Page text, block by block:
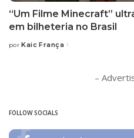
“Um Filme Minecraft”
em bilheteria no Brasil
Posted
por Kaic França
–
FOLLOW SOCIALS